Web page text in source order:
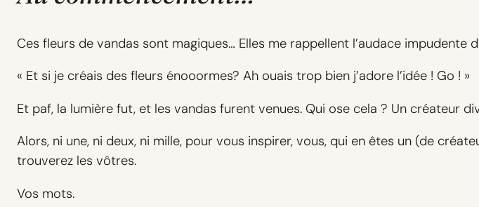
Ces fleurs de vandas sont magiques… Elles me rappellent l’audace impudente
« Et si je créais des fleurs énooormes? Ah ouais trop bien j’adore l’idée ! Go ! »
Et paf, la lumière fut, et les vandas furent venues. Qui ose cela ? Un créateur
Alors, ni une, ni deux, ni mille, pour vous inspirer, vous, qui en êtes un (de
trouverez les vôtres.
Vos mots.